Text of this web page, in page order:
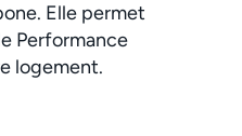
Elle permet
Performance
logement.